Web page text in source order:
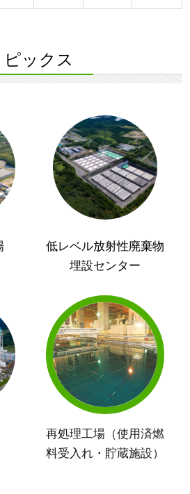
ックス
低レベル放射性廃棄物
埋設センター
再処理工場（使用済燃
料受入れ・貯蔵施設）